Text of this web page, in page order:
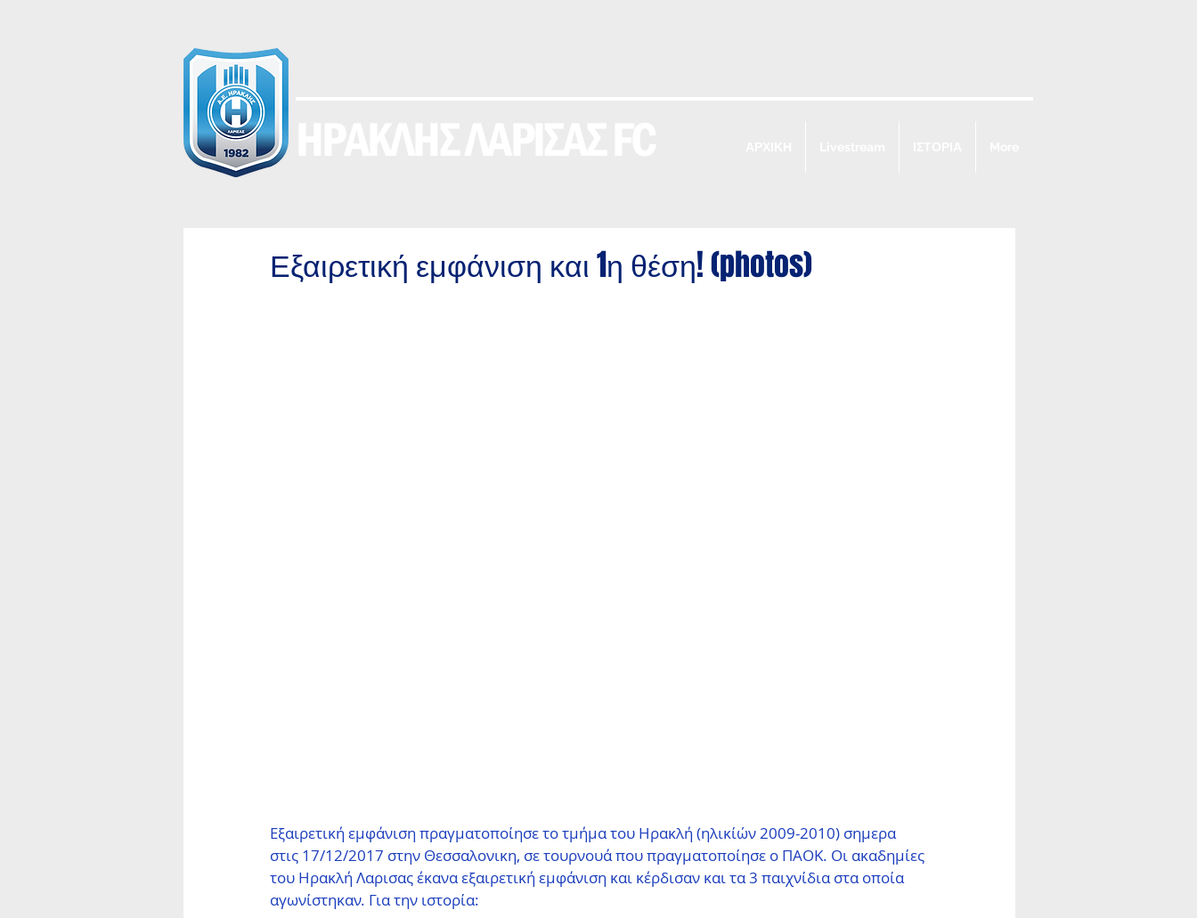
Εξαιρετική εμφάνιση και 1η θέση! (photos)
Εξαιρετική εμφάνιση πραγματοποίησε το τμήμα του Ηρακλή (ηλικίών 2009-2010) σημερα
στις 17/12/2017 στην Θεσσαλονικη, σε τουρνουά που πραγματοποίησε ο ΠΑΟΚ. Οι ακαδημίες
του Ηρακλή Λαρισας έκανα εξαιρετική εμφάνιση και κέρδισαν και τα 3 παιχνίδια στα οποία
αγωνίστηκαν. Για την ιστορία: